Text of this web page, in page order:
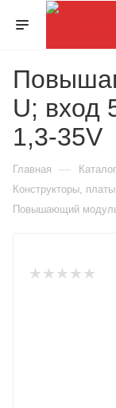
U; вход
1,3-35V
Главная — Каталог
Конструкторы,
Повышающий